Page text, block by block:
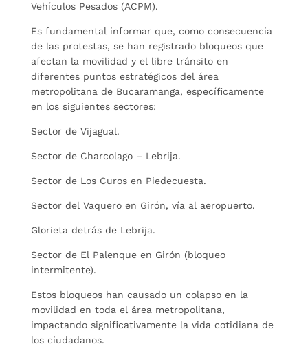
Vehículos Pesados (ACPM).
Es fundamental informar que, como consecuencia
de las protestas, se han registrado bloqueos que
afectan la movilidad y el libre tránsito en
diferentes puntos estratégicos del área
metropolitana de Bucaramanga, específicamente
en los siguientes sectores:
Sector de Vijagual.
Sector de Charcolago – Lebrija.
Sector de Los Curos en Piedecuesta.
Sector del Vaquero en Girón, vía al aeropuerto.
Glorieta detrás de Lebrija.
Sector de El Palenque en Girón (bloqueo
intermitente).
Estos bloqueos han causado un colapso en la
movilidad en toda el área metropolitana,
impactando significativamente la vida cotidiana de
los ciudadanos.